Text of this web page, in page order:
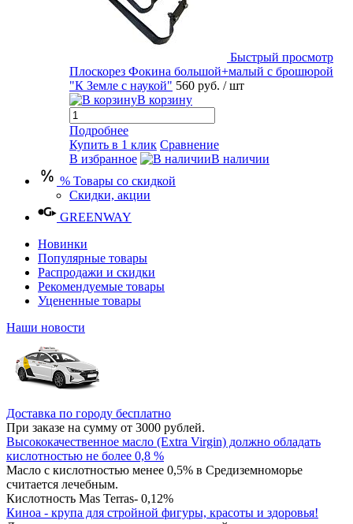
Быстрый просмотр
Плоскорез Фокина большой+малый с брошюрой
"К Земле с наукой" 560 руб. / шт
В корзину
Подробнее
Купить в 1 клик Сравнение
В избранное
В наличии
% Товары со скидкой
Скидки, акции
GREENWAY
Новинки
Популярные товары
Распродажи и скидки
Рекомендуемые товары
Уцененные товары
Наши новости
Доставка по городу бесплатно
При заказе на сумму от 3000 рублей.
Высококачественное масло (Extra Virgin) должно обладать
кислотностью не более 0,8 %
Масло с кислотностью менее 0,5% в Средиземноморье
считается лечебным.
Кислотность Mas Terras- 0,12%
Киноа - крупа для стройной фигуры, красоты и здоровья!